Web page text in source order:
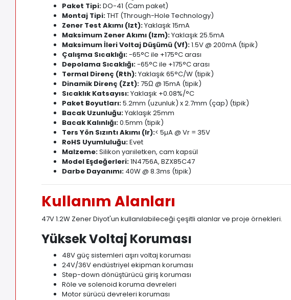
Paket Tipi:DO-41 (Cam paket)
Montaj Tipi:THT (Through-Hole Technology)
Zener Test Akımı (Izt):Yaklaşık 15mA
Maksimum Zener Akımı (Izm):Yaklaşık 25.5mA
Maksimum İleri Voltaj Düşümü (Vf):1.5V @ 200mA (tipik)
Çalışma Sıcaklığı:-65°C ile +175°C arası
Depolama Sıcaklığı:-65°C ile +175°C arası
Termal Direnç (Rth):Yaklaşık 65°C/W (tipik)
Dinamik Direnç (Zzt):75Ω @ 15mA (tipik)
Sıcaklık Katsayısı:Yaklaşık +0.08%/°C
Paket Boyutları:5.2mm (uzunluk) x 2.7mm (çap) (tipik)
Bacak Uzunluğu:Yaklaşık 25mm
Bacak Kalınlığı:0.5mm (tipik)
Ters Yön Sızıntı Akımı (Ir):< 5µA @ Vr = 35V
RoHS Uyumluluğu:Evet
Malzeme:Silikon yarıiletken, cam kapsül
Model Eşdeğerleri:1N4756A, BZX85C47
Darbe Dayanımı: 40W @ 8.3ms (tipik)
Kullanım Alanları
47V 1.2W Zener Diyot'un kullanılabileceği çeşitli alanlar ve proje örnekleri.
Yüksek Voltaj Koruması
48V güç sistemleri aşırı voltaj koruması
24V/36V endüstriyel ekipman koruması
Step-down dönüştürücü giriş koruması
Röle ve solenoid koruma devreleri
Motor sürücü devreleri koruması